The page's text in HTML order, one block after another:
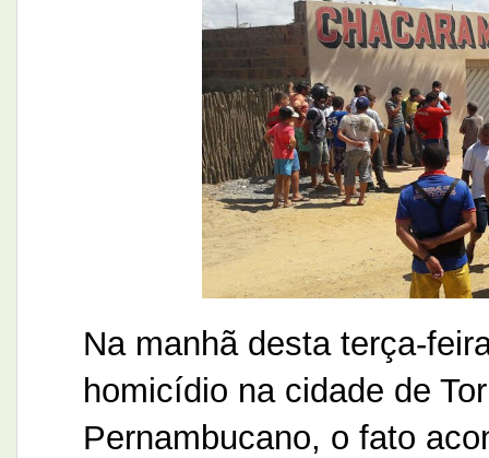
Na manhã desta terça-
homicídio na cidade de
Pernambucano, o fato